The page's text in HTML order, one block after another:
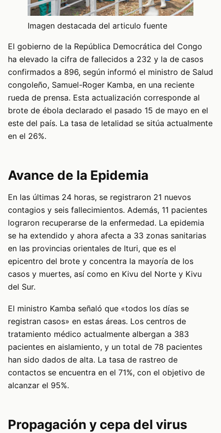
Imagen destacada del articulo fuente
El gobierno de la República Democrática del Congo
ha elevado la cifra de fallecidos a 232 y la de casos
confirmados a 896, según informó el ministro de Salud
congoleño, Samuel-Roger Kamba, en una reciente
rueda de prensa. Esta actualización corresponde al
brote de ébola declarado el pasado 15 de mayo en el
este del país. La tasa de letalidad se sitúa actualmente
en el 26%.
Avance de la Epidemia
En las últimas 24 horas, se registraron 21 nuevos
contagios y seis fallecimientos. Además, 11 pacientes
lograron recuperarse de la enfermedad. La epidemia
se ha extendido y ahora afecta a 33 zonas sanitarias
en las provincias orientales de Ituri, que es el
epicentro del brote y concentra la mayoría de los
casos y muertes, así como en Kivu del Norte y Kivu
del Sur.
El ministro Kamba señaló que «todos los días se
registran casos» en estas áreas. Los centros de
tratamiento médico actualmente albergan a 383
pacientes en aislamiento, y un total de 78 pacientes
han sido dados de alta. La tasa de rastreo de
contactos se encuentra en el 71%, con el objetivo de
alcanzar el 95%.
Propagación y cepa del virus